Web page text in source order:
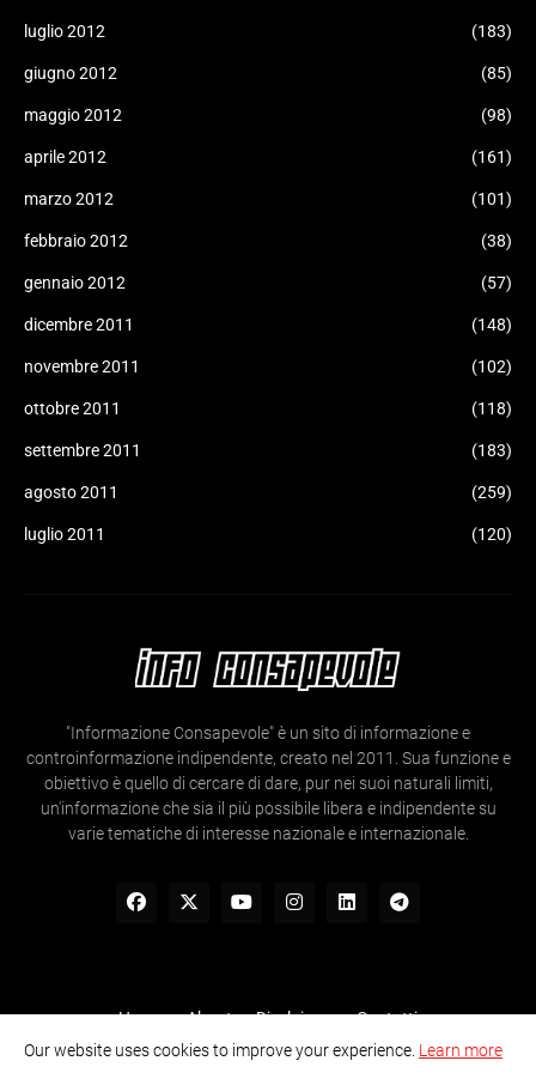
luglio 2012 (183)
giugno 2012 (85)
maggio 2012 (98)
aprile 2012 (161)
marzo 2012 (101)
febbraio 2012 (38)
gennaio 2012 (57)
dicembre 2011 (148)
novembre 2011 (102)
ottobre 2011 (118)
settembre 2011 (183)
agosto 2011 (259)
luglio 2011 (120)
"Informazione Consapevole" è un sito di informazione e
controinformazione indipendente, creato nel 2011. Sua funzione e
obiettivo è quello di cercare di dare, pur nei suoi naturali limiti,
un'informazione che sia il più possibile libera e indipendente su
varie tematiche di interesse nazionale e internazionale.
Informazione Consapevole- Ogni articolo e contenuto presente nel
Home About Disclaimer
Contatti
Our website uses cookies to improve your experience. Learn more